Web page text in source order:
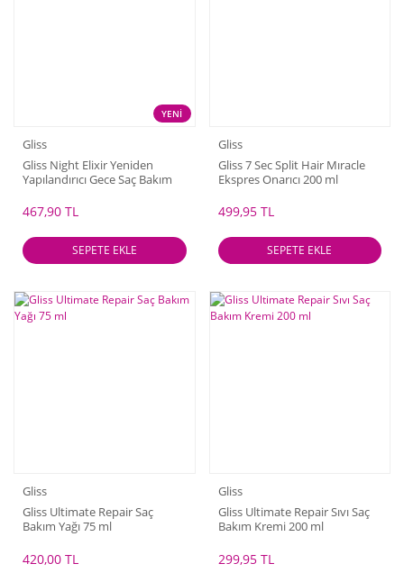
YENİ
Gliss
Gliss Night Elixir Yeniden
Yapılandırıcı Gece Saç Bakım
467,90 TL
SEPETE EKLE
Gliss
Gliss 7 Sec Split Hair Mıracle
Ekspres Onarıcı 200 ml
499,95 TL
SEPETE EKLE
Gliss
Gliss Ultimate Repair Saç
Bakım Yağı 75 ml
420,00 TL
Gliss
Gliss Ultimate Repair Sıvı Saç
Bakım Kremi 200 ml
299,95 TL